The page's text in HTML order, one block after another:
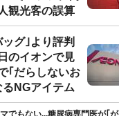
観光客の誤算
グ｣より評判
のイオンで見
｢だらしないお
NGアイテム
でもない...糖尿病専門医が｢が